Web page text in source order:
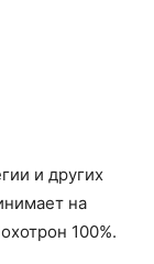
и других
на
100%.